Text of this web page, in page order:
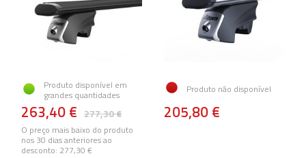
Produto disponível em
grandes quantidades
277,30 €
263,40 €
O preço mais baixo do produto
nos 30 dias anteriores ao
desconto: 277,30 €
Produto não disponível
205,80 €